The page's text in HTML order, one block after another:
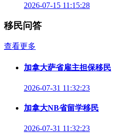
2026-07-15 11:15:28
移民问答
查看更多
加拿大萨省雇主担保移民
2026-07-31 11:32:23
加拿大NB省留学移民
2026-07-31 11:32:23